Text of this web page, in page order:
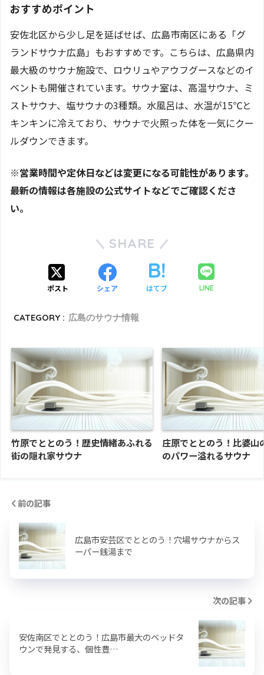
おすすめポイント
安佐北区から少し足を延ばせば、広島市南区にある「グ
ランドサウナ広島」もおすすめです。こちらは、広島県内
最大級のサウナ施設で、ロウリュやアウフグースなどのイ
ベントも開催されています。サウナ室は、高温サウナ、ミ
ストサウナ、塩サウナの3種類。水風呂は、水温が15℃と
キンキンに冷えており、サウナで火照った体を一気にクー
ルダウンできます。
※営業時間や定休日などは変更になる可能性があります。
最新の情報は各施設の公式サイトなどでご確認くださ
い。
SHARE
ポスト シェア はてブ LINE
CATEGORY : 広島のサウナ情報
竹原でととのう！歴史情緒あふれる
街の隠れ家サウナ
庄原でととのう！比婆山
のパワー溢れるサウナ
前の記事
広島市安芸区でととのう！穴場サウナからス
ーパー銭湯まで
次の記事
安佐南区でととのう！広島市最大のベッドタ
ウンで発見する、個性豊…